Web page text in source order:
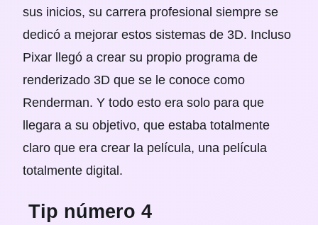
sus inicios, su carrera profesional siempre se
dedicó a mejorar estos sistemas de 3D. Incluso
Pixar llegó a crear su propio programa de
renderizado 3D que se le conoce como
Renderman. Y todo esto era solo para que
llegara a su objetivo, que estaba totalmente
claro que era crear la película, una película
totalmente digital.
Tip número 4